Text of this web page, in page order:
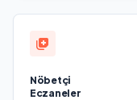
Nöbetçi
Eczaneler